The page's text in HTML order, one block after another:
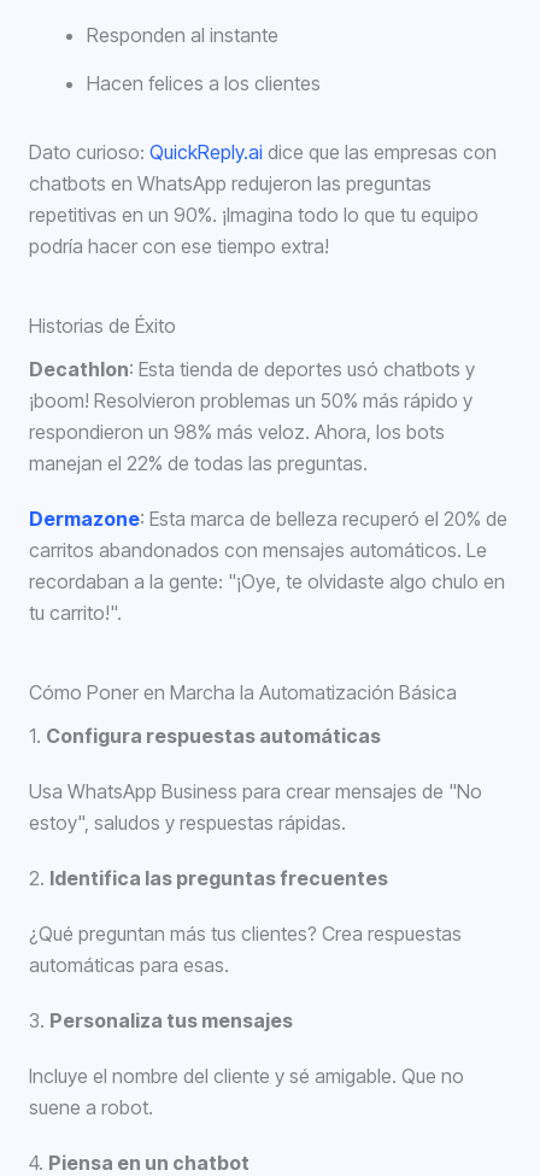
Responden al instante
Hacen felices a los clientes
Dato curioso: QuickReply.ai dice que las empresas con
chatbots en WhatsApp redujeron las preguntas
repetitivas en un 90%. ¡Imagina todo lo que tu equipo
podría hacer con ese tiempo extra!
Historias de Éxito
Decathlon: Esta tienda de deportes usó chatbots y
¡boom! Resolvieron problemas un 50% más rápido y
respondieron un 98% más veloz. Ahora, los bots
manejan el 22% de todas las preguntas.
Dermazone: Esta marca de belleza recuperó el 20% de
carritos abandonados con mensajes automáticos. Le
recordaban a la gente: "¡Oye, te olvidaste algo chulo en
tu carrito!".
Cómo Poner en Marcha la Automatización Básica
1. Configura respuestas automáticas
Usa WhatsApp Business para crear mensajes de "No
estoy", saludos y respuestas rápidas.
2. Identifica las preguntas frecuentes
¿Qué preguntan más tus clientes? Crea respuestas
automáticas para esas.
3. Personaliza tus mensajes
Incluye el nombre del cliente y sé amigable. Que no
suene a robot.
4. Piensa en un chatbot